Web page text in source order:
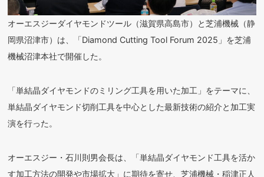
オーエスジーダイヤモンドツール（滋賀県高島市）と芝浦機械（静
岡県沼津市）は、「Diamond Cutting Tool Forum 2025」を芝浦
機械沼津本社で開催した。
「単結晶ダイヤモンドのミリング工具を用いた加工」をテーマに、
単結晶ダイヤモンド切削工具を中心とした最新技術の紹介と加工実
演を行った。
オーエスジー・石川則男会長は、「単結晶ダイヤモンド工具を活か
す加工方法の開発や市場拡大」に期待を寄せ、芝浦機械・稲津正人